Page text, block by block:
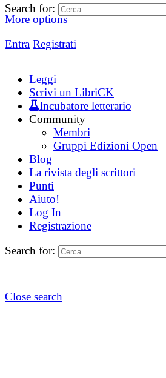
More options
Entra Registrati
Search for:
Leggi
Scrivi un LibriCK
Incubatore letterario
Community
Membri
Gruppi Edizioni Open
Blog
La rivista degli scrittori
Punti
Aiuto!
Log In
Registrazione
Search for:
Close search